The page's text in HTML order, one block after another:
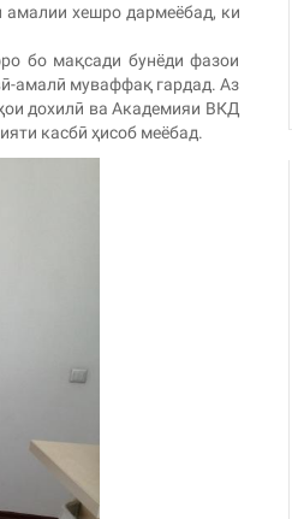
амалии хешро дармеёбад, ки
бо мақсади бунёди фазои
амалӣ муваффақ гардад. Аз
дохилӣ ва Академияи ВКД
касбӣ ҳисоб меёбад.